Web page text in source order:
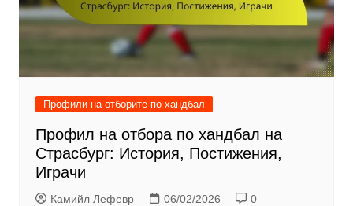
Профили на отборите по хандбал
Профил на отбора по хандбал на
Страсбург: История, Постижения,
Играчи
Камийл Лефевр 06/02/2026 0